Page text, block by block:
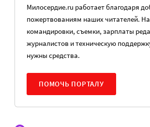
Милосердие.ru работает благодаря
пожертвованиям наших читателей. На
командировки, съемки, зарплаты
журналистов и техническую
нужны средства.
ПОМОЧЬ ПОРТАЛУ